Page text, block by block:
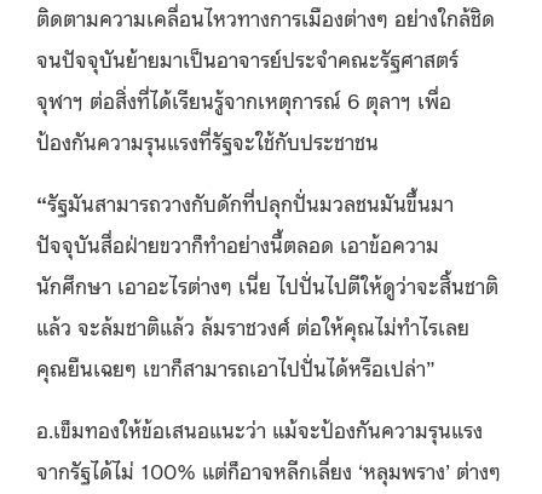
ติดตามความเคลื่อนไหวทางการเมืองต่างๆ อย่างใกล้ชิด
จนปัจจุบันย้ายมาเป็นอาจารย์ประจำคณะรัฐศาสตร์
จุฬาฯ ต่อสิ่งที่ได้เรียนรู้จากเหตุการณ์ 6 ตุลาฯ เพื่อ
ป้องกันความรุนแรงที่รัฐจะใช้กับประชาชน
“รัฐมันสามารถวางกับดักที่ปลุกปั่นมวลชนมันขึ้นมา
ปัจจุบันสื่อฝ่ายขวาก็ทำอย่างนี้ตลอด เอาข้อความ
นักศึกษา เอาอะไรต่างๆ เนี่ย ไปปั่นไปตีให้ดูว่าจะสิ้นชาติ
แล้ว จะล้มชาติแล้ว ล้มราชวงศ์ ต่อให้คุณไม่ทำไรเลย
คุณยืนเฉยๆ เขาก็สามารถเอาไปปั่นได้หรือเปล่า”
อ.เข็มทองให้ข้อเสนอแนะว่า แม้จะป้องกันความรุนแรง
จากรัฐได้ไม่ 100% แต่ก็อาจหลีกเลี่ยง ‘หลุมพราง’ ต่างๆ